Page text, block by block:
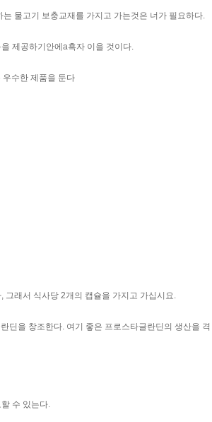
물고기 보충교재를 가지고 가는것은 너가 필요하다.
제공하기안에a흑자 이을 것이다.
우수한 제품을 둔다
래서 식사당 2개의 캡슐을 가지고 가십시요.
딘을 창조한다. 여기 좋은 프로스타글란딘의 생산을 격
수 있는다.